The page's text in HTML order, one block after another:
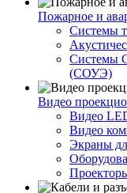
Пожарное и
Cистемы
Системы
(СОУЭ)
Видео
Видео
Видео
Экраны